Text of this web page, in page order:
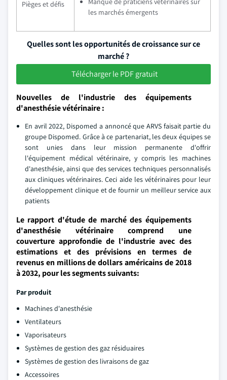
Pièges et défis
les marchés émergents
Quelles sont les opportunités de croissance sur ce
marché ?
Télécharger le PDF gratuit
Nouvelles de l'industrie des équipements
d'anesthésie vétérinaire :
En avril 2022, Dispomed a annoncé que ARVS faisait partie du
groupe Dispomed. Grâce à ce partenariat, les deux équipes se
sont unies dans leur mission permanente d'offrir
l'équipement médical vétérinaire, y compris les machines
d'anesthésie, ainsi que des services techniques personnalisés
aux cliniques vétérinaires. Ceci aide les vétérinaires pour leur
développement clinique et de fournir un meilleur service aux
patients
Le rapport d'étude de marché des équipements
d'anesthésie vétérinaire comprend une
couverture approfondie de l'industrie avec des
estimations et des prévisions en termes de
revenus en millions de dollars américains de 2018
à 2032, pour les segments suivants:
Par produit
Machines d'anesthésie
Ventilateurs
Vaporisateurs
Systèmes de gestion des gaz résiduaires
Systèmes de gestion des livraisons de gaz
Accessoires